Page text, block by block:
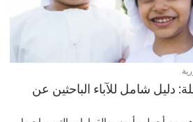
دليل شامل للآباء الباحثين عن